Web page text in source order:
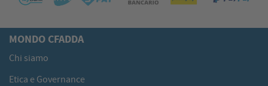
MONDO CFADDA
Chi siamo
Etica e Governance